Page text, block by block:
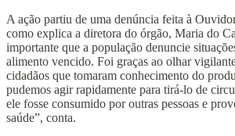
A ação partiu de uma denúncia feita à
como explica a diretora do órgão, Maria do
importante que a população denuncie
alimento vencido. Foi graças ao olhar
cidadãos que tomaram conhecimento do
pudemos agir rapidamente para tirá-lo de
ele fosse consumido por outras pessoas e
saúde”, conta.